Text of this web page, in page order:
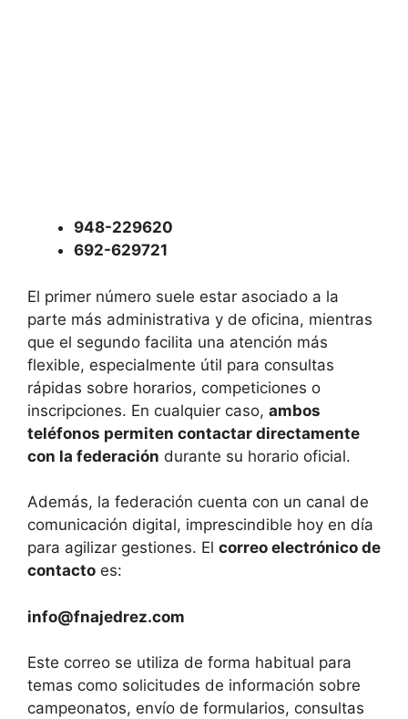
948-229620
692-629721
El primer número suele estar asociado a la
parte más administrativa y de oficina, mientras
que el segundo facilita una atención más
flexible, especialmente útil para consultas
rápidas sobre horarios, competiciones o
inscripciones. En cualquier caso, ambos
teléfonos permiten contactar directamente
con la federación durante su horario oficial.
Además, la federación cuenta con un canal de
comunicación digital, imprescindible hoy en día
para agilizar gestiones. El correo electrónico de
contacto es:
info@fnajedrez.com
Este correo se utiliza de forma habitual para
temas como solicitudes de información sobre
campeonatos, envío de formularios, consultas